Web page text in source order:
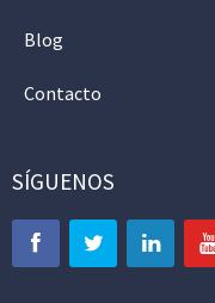
Blog
Contacto
SÍGUENOS